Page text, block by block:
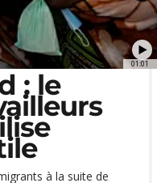
01:01
: le
à la suite de